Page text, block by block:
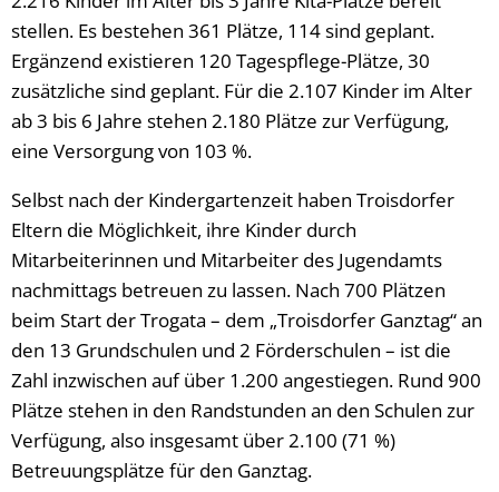
stellen. Es bestehen 361 Plätze, 114 sind geplant.
Ergänzend existieren 120 Tagespflege-Plätze, 30
zusätzliche sind geplant. Für die 2.107 Kinder im Alter
ab 3 bis 6 Jahre stehen 2.180 Plätze zur Verfügung,
eine Versorgung von 103 %.
Selbst nach der Kindergartenzeit haben Troisdorfer
Eltern die Möglichkeit, ihre Kinder durch
Mitarbeiterinnen und Mitarbeiter des Jugendamts
nachmittags betreuen zu lassen. Nach 700 Plätzen
beim Start der Trogata – dem „Troisdorfer Ganztag“ an
den 13 Grundschulen und 2 Förderschulen – ist die
Zahl inzwischen auf über 1.200 angestiegen. Rund 900
Plätze stehen in den Randstunden an den Schulen zur
Verfügung, also insgesamt über 2.100 (71 %)
Betreuungsplätze für den Ganztag.